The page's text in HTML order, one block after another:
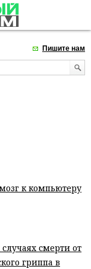
Пишите нам
к компьютеру
смерти от
гриппа в